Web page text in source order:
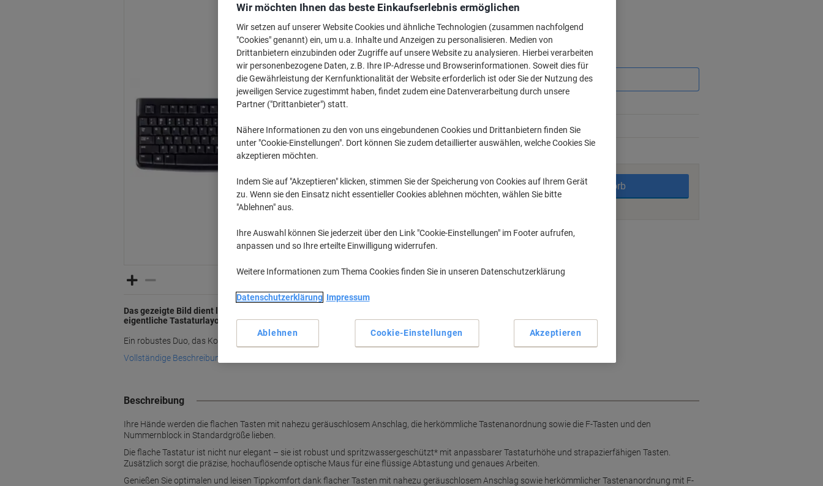
Das gezeigte Bild dient lediglich zur Veranschaulichung. Das
eigentliche Tastaturlayout kann variieren.
Ein robustes Duo, das Komfort, Stil und einfach Handhabung vereint.
Vollständige Beschreibung lesen
CHF 17.85 Ab 3 Sets
CHF 19.30 inkl. MwSt
Menge exkl. MwSt
1Set CHF 18.85
Sets CHF 17.85 -5%
Menge
In den Warenkorb
Lieferinformationen Payment methods
Haupteigenschaften
Flache, elegante Tastatur
Mehr anzeigen
Beschreibung
Ihre Hände werden die flachen Tasten mit nahezu geräuschlosem Anschlag, die herkömmliche Tastenanordnung sowie die F-Tasten und den
Nummernblock in Standardgröße lieben.
Die flache Tastatur ist nicht nur elegant – sie ist robust und spritzwassergeschützt* mit anpassbarer Tastaturhöhe und strapazierfähigen Tasten.
Zusätzlich sorgt die präzise, hochauflösende optische Maus für eine flüssige Abtastung und genaues Arbeiten.
Genießen Sie optimalen und leisen Tippkomfort dank flacher Tasten mit nahezu geräuschlosem Anschlag sowie herkömmlicher Tastenanordnung mit F-
Wir möchten Ihnen das beste Einkaufserlebnis ermöglichen
Wir setzen auf unserer Website Cookies und ähnliche Technologien (zusammen nachfolgend
"Cookies" genannt) ein, um u.a. Inhalte und Anzeigen zu personalisieren. Medien von
Drittanbietern einzubinden oder Zugriffe auf unsere Website zu analysieren. Hierbei verarbeiten
wir personenbezogene Daten, z.B. Ihre IP-Adresse und Browserinformationen. Soweit dies für
die Gewährleistung der Kernfunktionalität der Website erforderlich ist oder Sie der Nutzung des
jeweiligen Service zugestimmt haben, findet zudem eine Datenverarbeitung durch unsere
Partner ("Drittanbieter") statt.
Nähere Informationen zu den von uns eingebundenen Cookies und Drittanbietern finden Sie
unter "Cookie-Einstellungen". Dort können Sie zudem detaillierter auswählen, welche Cookies Sie
akzeptieren möchten.
Indem Sie auf "Akzeptieren" klicken, stimmen Sie der Speicherung von Cookies auf Ihrem Gerät
zu. Wenn sie den Einsatz nicht essentieller Cookies ablehnen möchten, wählen Sie bitte
"Ablehnen" aus.
Ihre Auswahl können Sie jederzeit über den Link "Cookie-Einstellungen" im Footer aufrufen,
anpassen und so Ihre erteilte Einwilligung widerrufen.
Weitere Informationen zum Thema Cookies finden Sie in unseren Datenschutzerklärung
Datenschutzerklärung Impressum
Cookie-Einstellungen
Ablehnen Akzeptieren